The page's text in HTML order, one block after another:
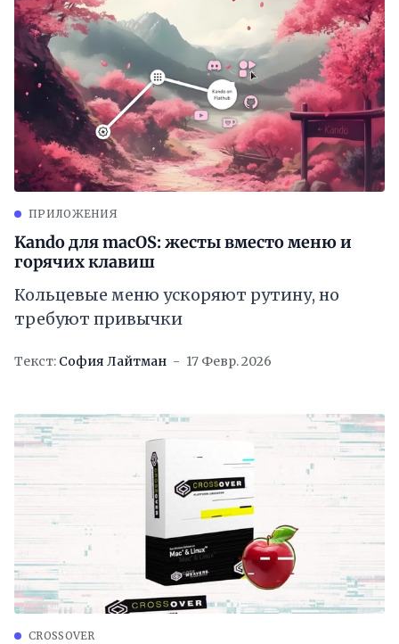
ПРИЛОЖЕНИЯ
Kando для macOS: жесты вместо меню и
горячих клавиш
Кольцевые меню ускоряют рутину, но
требуют привычки
Текст: София Лайтман 17 Февр. 2026
CROSSOVER